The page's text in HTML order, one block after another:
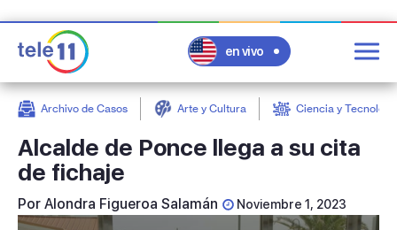
en vivo
Archivo de Casos Arte y Cultura Ciencia y
Alcalde de Ponce llega a su cita
de fichaje
Por Alondra Figueroa Salamán Noviembre 1, 2023
post